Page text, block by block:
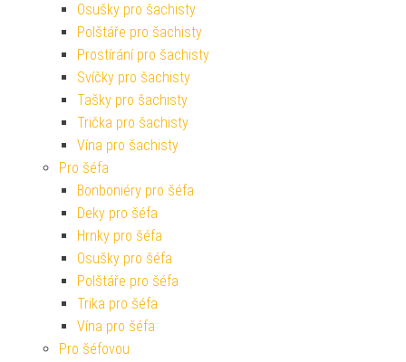
Osušky pro šachisty
Polštáře pro šachisty
Prostírání pro šachisty
Svíčky pro šachisty
Tašky pro šachisty
Trička pro šachisty
Vína pro šachisty
Pro šéfa
Bonboniéry pro šéfa
Deky pro šéfa
Hrnky pro šéfa
Osušky pro šéfa
Polštáře pro šéfa
Trika pro šéfa
Vína pro šéfa
Pro šéfovou